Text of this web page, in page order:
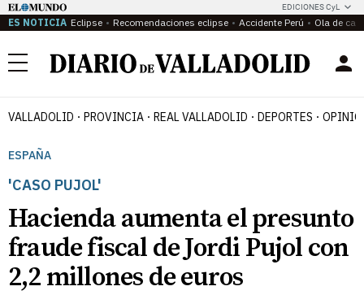
EDICIONES CyL
ES NOTICIA Eclipse Recomendaciones eclipse Accidente Perú Ola de
Menú
VALLADOLID PROVINCIA REAL VALLADOLID DEPORTES
ESPAÑA
'CASO PUJOL'
Hacienda aumenta el presunto
fraude fiscal de Jordi Pujol con
2,2 millones de euros